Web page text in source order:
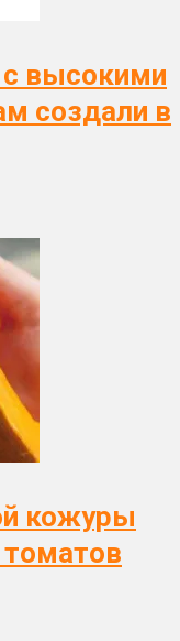
высокими
создали в
кожуры